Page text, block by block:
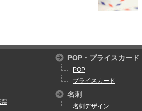
票
POP・プライスカード
POP
プライスカード
名刺
名刺デザイン